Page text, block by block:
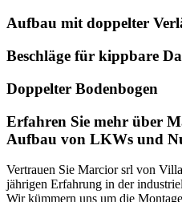
Aufbau mit doppelter
Beschläge für kippbare
Doppelter Bodenbogen
Erfahren Sie mehr über
Aufbau von LKWs und
Vertrauen Sie Marcior srl von
jährigen Erfahrung in der
Wir kümmern uns um die